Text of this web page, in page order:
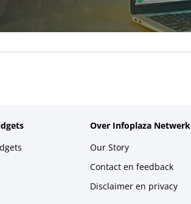
Over Infoplaza Netwerk
Our Story
Contact en feedback
Disclaimer en privacy